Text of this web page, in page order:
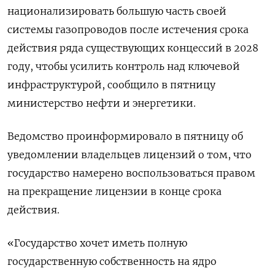
национализировать большую часть своей
системы газопроводов после истечения срока
действия ряда существующих концессий в 2028
году, чтобы усилить контроль над ключевой
инфраструктурой, сообщило в пятницу
министерство нефти и энергетики.
Ведомство проинформировало в пятницу об
уведомлении владельцев лицензий о том, что
государство намерено воспользоваться правом
на прекращение лицензии в конце срока
действия.
«Государство хочет иметь полную
государственную собственность на ядро